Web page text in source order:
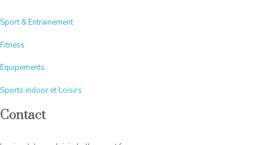
Sport & Entrainement
Fitness
Equipements
Sports indoor et Loisirs
Contact